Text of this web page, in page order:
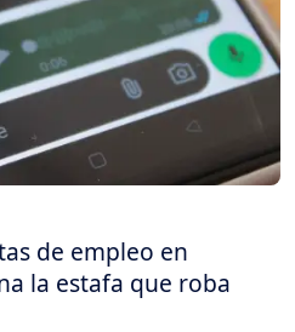
de empleo en
la estafa que roba